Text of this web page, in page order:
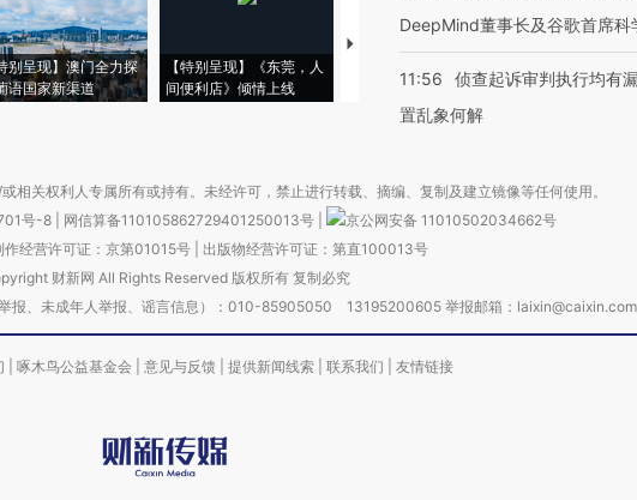
别呈现】澳门全力探
语国家新渠道
【特别呈现】《东莞，人
间便利店》倾情上线
【推广】走进第四届链博
会，让数智科技“链”接产
【特别呈现】
有意思的生活
DeepMind董事长及谷歌首席科
11:56
侦查起诉审判执行均有
置乱象何解
相关权利人专属所有或持有。未经许可，禁止进行转载、摘编、复制及建立镜像等任何使用。
号-8 网信算备110105862729401250013号
京公网安备 11010502034662号
作经营许可证：京第01015号| 出版物经营许可证：第直100013号
财新网 All Rights Reserved 版权所有 复制必究
报、未成年人举报、谣言信息）：010-85905050 13195200605 举报邮箱：laixin@caixin.com
啄木鸟公益基金会 意见与反馈 提供新闻线索 联系我们 友情链接